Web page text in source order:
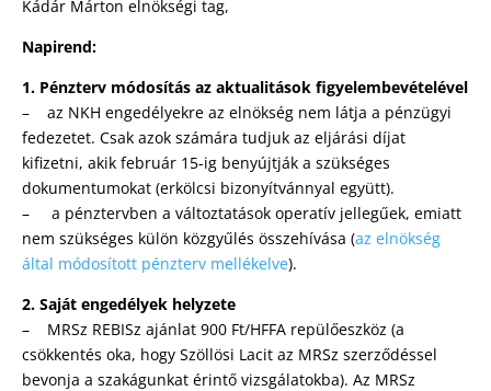
Kádár Márton elnökségi tag,
Napirend:
1. Pénzterv módosítás az aktualitások figyelembevételével
– az NKH engedélyekre az elnökség nem látja a pénzügyi
fedezetet. Csak azok számára tudjuk az eljárási díjat
kifizetni, akik február 15-ig benyújtják a szükséges
dokumentumokat (erkölcsi bizonyítvánnyal együtt).
– a pénztervben a változtatások operatív jellegűek, emiatt
nem szükséges külön közgyűlés összehívása (az elnökség
által módosított pénzterv mellékelve).
2. Saját engedélyek helyzete
– MRSz REBISz ajánlat 900 Ft/HFFA repülőeszköz (a
csökkentés oka, hogy Szöllösi Lacit az MRSz szerződéssel
bevonja a szakágunkat érintő vizsgálatokba). Az MRSz